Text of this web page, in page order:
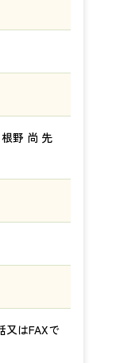
野 尚 先
又はFAXで